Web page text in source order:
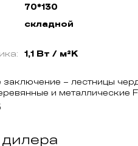
70*130
складной
1,1 Вт / м²K
заключение – лестницы
и металлические